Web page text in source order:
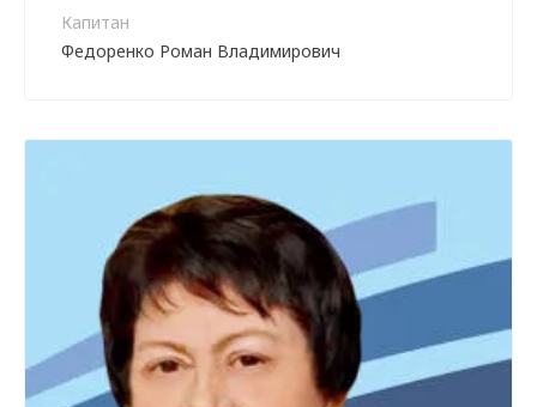
Капитан
Федоренко Роман Владимирович